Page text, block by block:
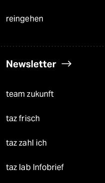
reingehen
Newsletter
team zukunft
taz frisch
taz zahl ich
taz lab Infobrief